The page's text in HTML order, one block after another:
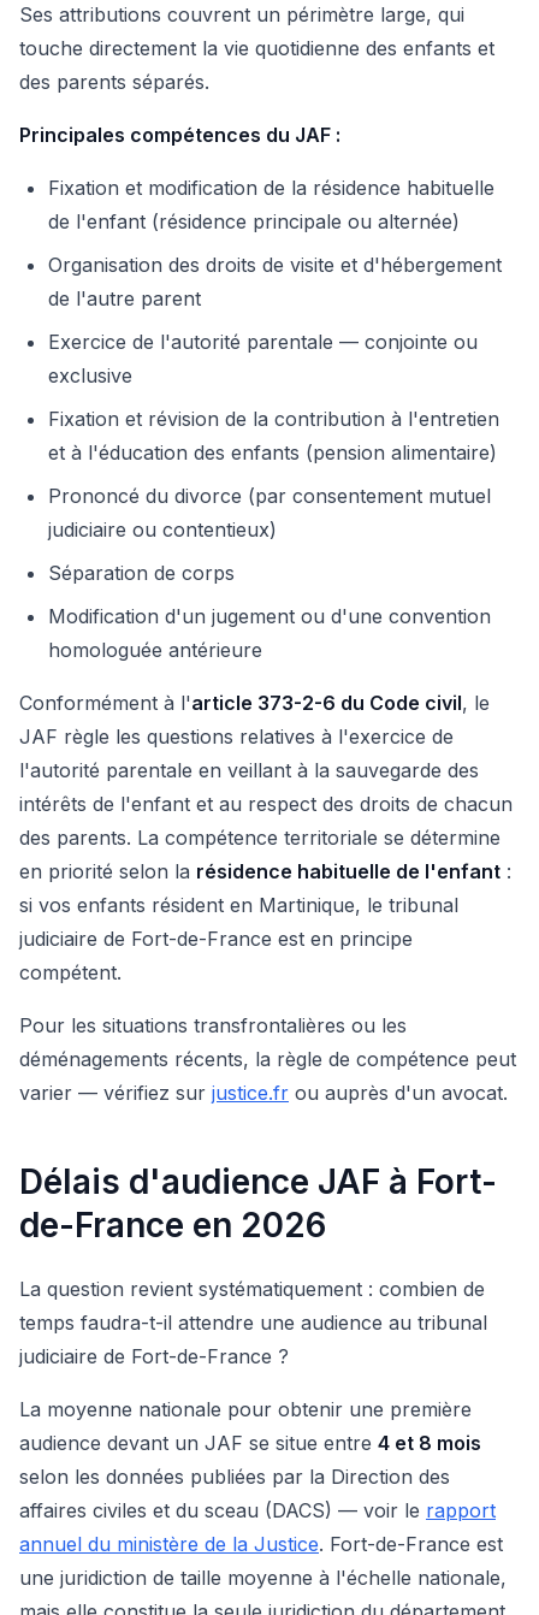
Ses attributions couvrent un périmètre large, qui
touche directement la vie quotidienne des enfants et
des parents séparés.
Principales compétences du JAF :
Fixation et modification de la résidence habituelle
de l'enfant (résidence principale ou alternée)
Organisation des droits de visite et d'hébergement
de l'autre parent
Exercice de l'autorité parentale — conjointe ou
exclusive
Fixation et révision de la contribution à l'entretien
et à l'éducation des enfants (pension alimentaire)
Prononcé du divorce (par consentement mutuel
judiciaire ou contentieux)
Séparation de corps
Modification d'un jugement ou d'une convention
homologuée antérieure
Conformément à l'article 373-2-6 du Code civil, le
JAF règle les questions relatives à l'exercice de
l'autorité parentale en veillant à la sauvegarde des
intérêts de l'enfant et au respect des droits de chacun
des parents. La compétence territoriale se détermine
en priorité selon la résidence habituelle de l'enfant :
si vos enfants résident en Martinique, le tribunal
judiciaire de Fort-de-France est en principe
compétent.
Pour les situations transfrontalières ou les
déménagements récents, la règle de compétence peut
varier — vérifiez sur justice.fr ou auprès d'un avocat.
Délais d'audience JAF à Fort-
de-France en 2026
La question revient systématiquement : combien de
temps faudra-t-il attendre une audience au tribunal
judiciaire de Fort-de-France ?
La moyenne nationale pour obtenir une première
audience devant un JAF se situe entre 4 et 8 mois
selon les données publiées par la Direction des
affaires civiles et du sceau (DACS) — voir le rapport
annuel du ministère de la Justice. Fort-de-France est
une juridiction de taille moyenne à l'échelle nationale,